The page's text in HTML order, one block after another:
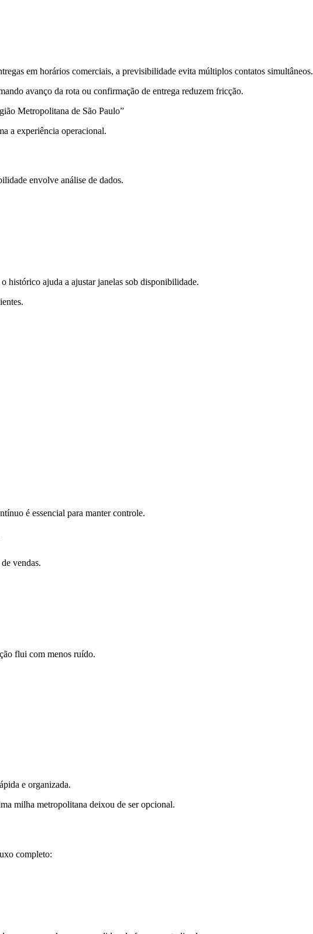
em horários comerciais, a previsibilidade evita múltiplos contatos simultâneos.
avanço da rota ou confirmação de entrega reduzem fricção.
Metropolitana de São Paulo”
a experiência operacional.
envolve análise de dados.
histórico ajuda a ajustar janelas sob disponibilidade.
é essencial para manter controle.
vendas.
flui com menos ruído.
e organizada.
milha metropolitana deixou de ser opcional.
completo: